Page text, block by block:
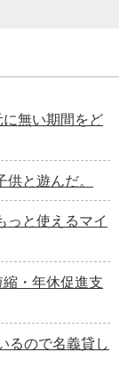
無い期間をど
と遊んだ。
っと使えるマイ
・年休促進支
るので名義貸し